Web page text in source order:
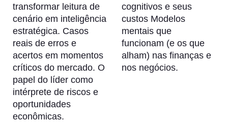
transformar leitura de
cenário em inteligência
estratégica. Casos
reais de erros e
acertos em momentos
críticos do mercado. O
papel do líder como
intérprete de riscos e
oportunidades
econômicas.
cognitivos e seus
custos Modelos
mentais que
funcionam (e os que
alham) nas finanças e
nos negócios.